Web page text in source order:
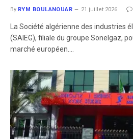
By RYM BOULANOUAR 21 juillet 2026
La Société algérienne des industries
(SAIEG), filiale du groupe Sonelgaz,
marché européen.…